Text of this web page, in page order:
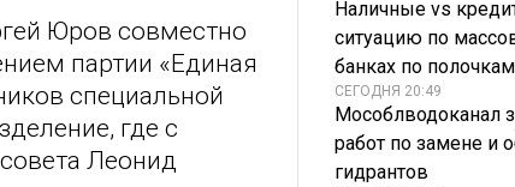
Юров совместно
партии «Единая
специальной
где с
Леонид
Наличные vs
ситуацию по
банках по полочкам
СЕГОДНЯ 20:49
Мособлводоканал
работ по замене и
гидрантов